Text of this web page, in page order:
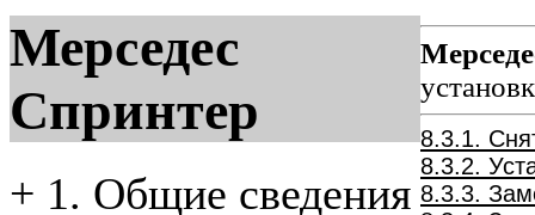
Мерседес
Спринтер
+ 1. Общие сведения
8.3.1.
8.3.2.
8.3.3.